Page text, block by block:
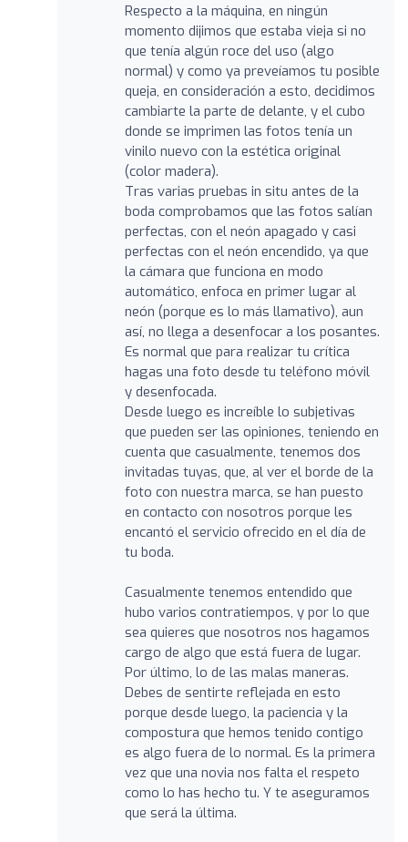
Respecto a la máquina, en ningún
momento dijimos que estaba vieja si no
que tenía algún roce del uso (algo
normal) y como ya preveíamos tu posible
queja, en consideración a esto, decidimos
cambiarte la parte de delante, y el cubo
donde se imprimen las fotos tenía un
vinilo nuevo con la estética original
(color madera).
Tras varias pruebas in situ antes de la
boda comprobamos que las fotos salían
perfectas, con el neón apagado y casi
perfectas con el neón encendido, ya que
la cámara que funciona en modo
automático, enfoca en primer lugar al
neón (porque es lo más llamativo), aun
así, no llega a desenfocar a los posantes.
Es normal que para realizar tu crítica
hagas una foto desde tu teléfono móvil
y desenfocada.
Desde luego es increíble lo subjetivas
que pueden ser las opiniones, teniendo en
cuenta que casualmente, tenemos dos
invitadas tuyas, que, al ver el borde de la
foto con nuestra marca, se han puesto
en contacto con nosotros porque les
encantó el servicio ofrecido en el día de
tu boda.
Casualmente tenemos entendido que
hubo varios contratiempos, y por lo que
sea quieres que nosotros nos hagamos
cargo de algo que está fuera de lugar.
Por último, lo de las malas maneras.
Debes de sentirte reflejada en esto
porque desde luego, la paciencia y la
compostura que hemos tenido contigo
es algo fuera de lo normal. Es la primera
vez que una novia nos falta el respeto
como lo has hecho tu. Y te aseguramos
que será la última.